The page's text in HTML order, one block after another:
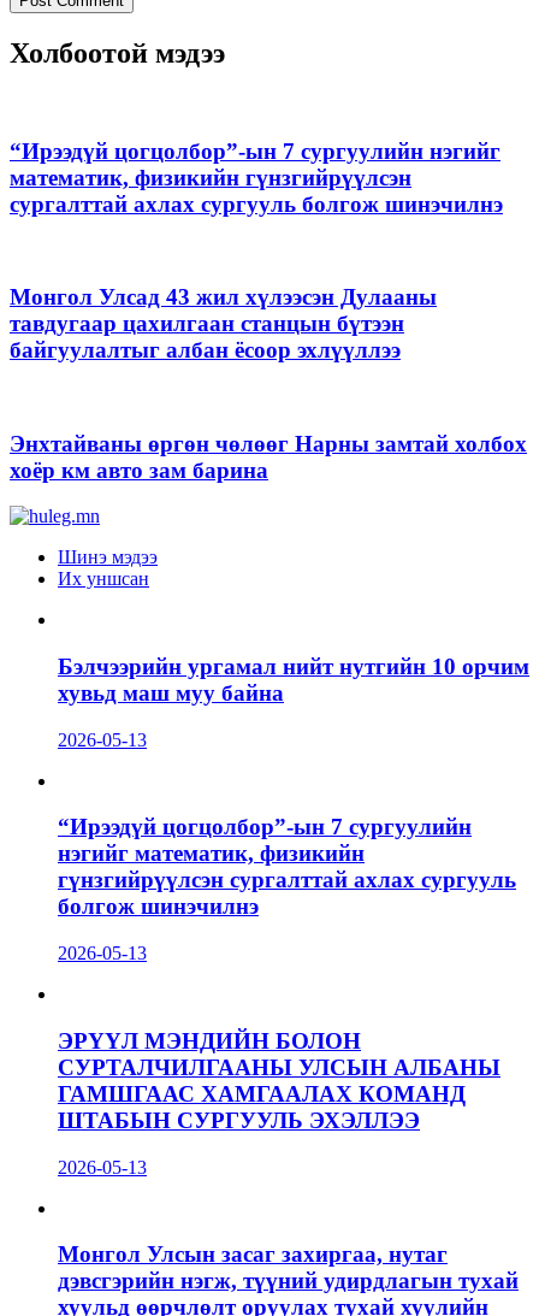
Холбоотой мэдээ
“Ирээдүй цогцолбор”-ын 7 сургуулийн нэгийг
математик, физикийн гүнзгийрүүлсэн
сургалттай ахлах сургууль болгож шинэчилнэ
Монгол Улсад 43 жил хүлээсэн Дулааны
тавдугаар цахилгаан станцын бүтээн
байгуулалтыг албан ёсоор эхлүүллээ
Энхтайваны өргөн чөлөөг Нарны замтай холбох
хоёр км авто зам барина
Шинэ мэдээ
Их уншсан
Бэлчээрийн ургамал нийт нутгийн 10 орчим
хувьд маш муу байна
2026-05-13
“Ирээдүй цогцолбор”-ын 7 сургуулийн
нэгийг математик, физикийн
гүнзгийрүүлсэн сургалттай ахлах сургууль
болгож шинэчилнэ
2026-05-13
ЭРҮҮЛ МЭНДИЙН БОЛОН
СУРТАЛЧИЛГААНЫ УЛСЫН АЛБАНЫ
ГАМШГААС ХАМГААЛАХ КОМАНД
ШТАБЫН СУРГУУЛЬ ЭХЭЛЛЭЭ
2026-05-13
Монгол Улсын засаг захиргаа, нутаг
дэвсгэрийн нэгж, түүний удирдлагын тухай
хуульд өөрчлөлт оруулах тухай хуулийн